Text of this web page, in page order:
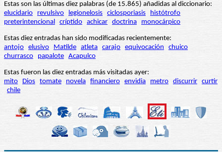
Estas son las últimas diez palabras (de 15.865) añadidas al diccionario:
elucidario
revulsivo legionelosis ciclosporiasis
histótrofo
preterintencional críptido achicar doctrina monocárpico
Estas diez entradas han sido modificadas recientemente:
antojo elusivo Matilde atleta carajo equivocación
chuico
churrasco
papalote Acapulco
Estas fueron las diez entradas más visitadas ayer:
mito
Dios tomate novela financiero envidia metro discurrir curtir
chile